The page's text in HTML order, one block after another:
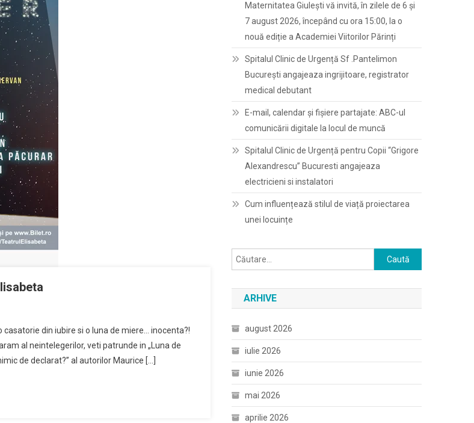
din iubire si o luna de miere… inocenta?!
al neintelegerilor, veti patrunde in „Luna de
de declarat?” al autorilor Maurice […]
Maternitatea Giulești vă invită, în zilele de 6 și
7 august 2026, începând cu ora 15:00, la o
nouă ediție a Academiei Viitorilor Părinți
Spitalul Clinic de Urgență Sf .Pantelimon
București angajeaza ingrijitoare, registrator
medical debutant
E-mail, calendar şi fişiere partajate: ABC-ul
comunicării digitale la locul de muncă
Spitalul Clinic de Urgență pentru Copii “Grigore
Alexandrescu” Bucuresti angajeaza
electricieni si instalatori
Cum influențează stilul de viață proiectarea
unei locuințe
Caută
după:
ARHIVE
august 2026
iulie 2026
iunie 2026
mai 2026
aprilie 2026